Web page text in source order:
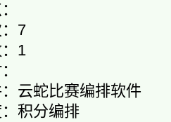
7
1
云蛇比赛编排软件
积分编排